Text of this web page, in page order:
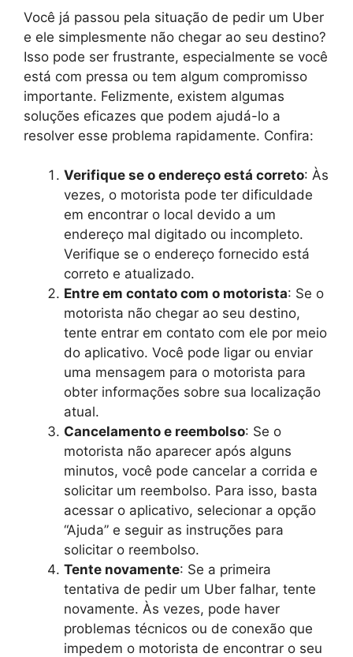
Você já passou pela situação de pedir um Uber
e ele simplesmente não chegar ao seu destino?
Isso pode ser frustrante, especialmente se você
está com pressa ou tem algum compromisso
importante. Felizmente, existem algumas
soluções eficazes que podem ajudá-lo a
resolver esse problema rapidamente. Confira:
Verifique se o endereço está correto: Às
vezes, o motorista pode ter dificuldade
em encontrar o local devido a um
endereço mal digitado ou incompleto.
Verifique se o endereço fornecido está
correto e atualizado.
Entre em contato com o motorista: Se o
motorista não chegar ao seu destino,
tente entrar em contato com ele por meio
do aplicativo. Você pode ligar ou enviar
uma mensagem para o motorista para
obter informações sobre sua localização
atual.
Cancelamento e reembolso: Se o
motorista não aparecer após alguns
minutos, você pode cancelar a corrida e
solicitar um reembolso. Para isso, basta
acessar o aplicativo, selecionar a opção
“Ajuda” e seguir as instruções para
solicitar o reembolso.
Tente novamente: Se a primeira
tentativa de pedir um Uber falhar, tente
novamente. Às vezes, pode haver
problemas técnicos ou de conexão que
impedem o motorista de encontrar o seu